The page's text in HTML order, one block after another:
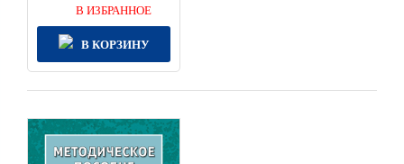
В ИЗБРАННОЕ
В КОРЗИНУ